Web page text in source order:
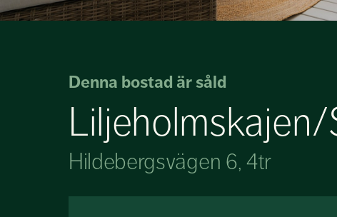
Denna bostad är såld
Hildebergsvägen 6, 4tr